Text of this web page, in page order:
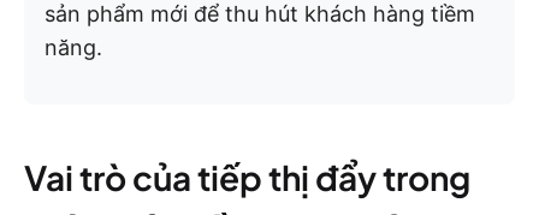
sản phẩm mới để thu hút khách hàng tiềm
năng.
Vai trò của tiếp thị đẩy trong